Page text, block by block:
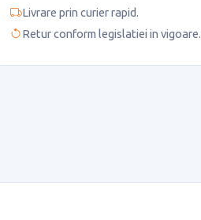
Livrare prin curier rapid.
Retur conform legislatiei in vigoare.